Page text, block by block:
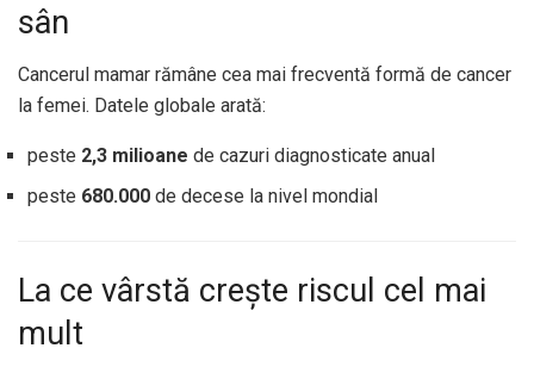
sân
Cancerul mamar rămâne cea mai frecventă formă de cancer
la femei. Datele globale arată:
peste 2,3 milioane de cazuri diagnosticate anual
peste 680.000 de decese la nivel mondial
La ce vârstă crește riscul cel mai
mult